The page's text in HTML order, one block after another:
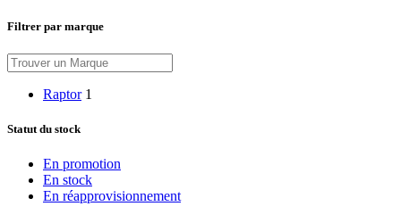
Filtrer par marque
Raptor 1
Statut du stock
En promotion
En stock
En réapprovisionnement